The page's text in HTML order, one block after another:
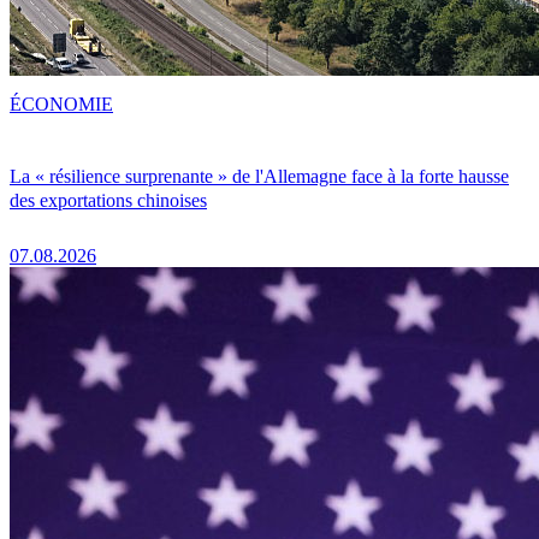
La « résilience surprenante » de l'Allemagne face à la forte hausse
des exportations chinoises
07.08.2026
ÉCONOMIE